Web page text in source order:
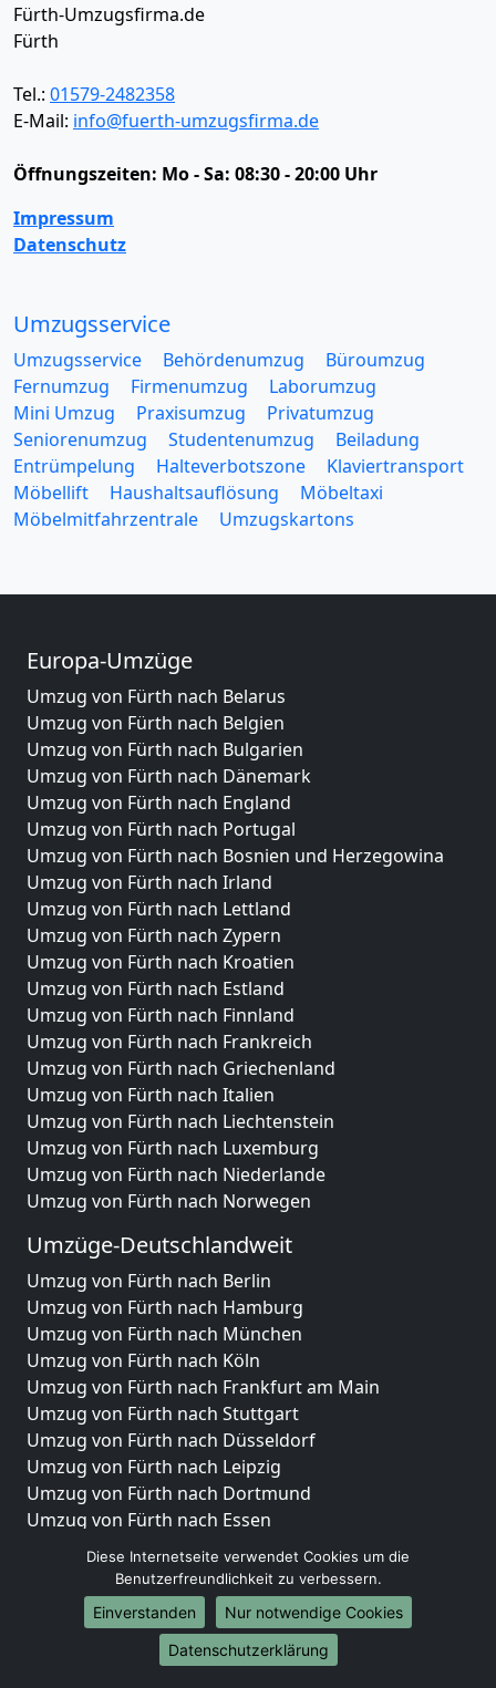
Fürth-Umzugsfirma.de
Fürth
Tel.: 01579-2482358
E-Mail: info@fuerth-umzugsfirma.de
Öffnungszeiten: Mo - Sa: 08:30 - 20:00 Uhr
Impressum
Datenschutz
Umzugsservice
Umzugsservice Behördenumzug
Büroumzug
Fernumzug
Firmenumzug
Laborumzug
Mini Umzug
Praxisumzug
Privatumzug
Seniorenumzug
Studentenumzug
Beiladung
Entrümpelung
Halteverbotszone
Klaviertransport
Möbellift
Haushaltsauflösung
Möbeltaxi
Möbelmitfahrzentrale
Umzugskartons
Europa-Umzüge
Umzug von Fürth nach Belarus
Umzug von Fürth nach Belgien
Umzug von Fürth nach Bulgarien
Umzug von Fürth nach Dänemark
Umzug von Fürth nach England
Umzug von Fürth nach Portugal
Umzug von Fürth nach Bosnien und Herzegowina
Umzug von Fürth nach Irland
Umzug von Fürth nach Lettland
Umzug von Fürth nach Zypern
Umzug von Fürth nach Kroatien
Umzug von Fürth nach Estland
Umzug von Fürth nach Finnland
Umzug von Fürth nach Frankreich
Umzug von Fürth nach Griechenland
Umzug von Fürth nach Italien
Umzug von Fürth nach Liechtenstein
Umzug von Fürth nach Luxemburg
Umzug von Fürth nach Niederlande
Umzug von Fürth nach Norwegen
Umzüge-Deutschlandweit
Umzug von Fürth nach Berlin
Umzug von Fürth nach Hamburg
Umzug von Fürth nach München
Umzug von Fürth nach Köln
Umzug von Fürth nach Frankfurt am Main
Umzug von Fürth nach Stuttgart
Umzug von Fürth nach Düsseldorf
Umzug von Fürth nach Leipzig
Umzug von Fürth nach Dortmund
Umzug von Fürth nach Essen
Umzug von Fürth nach Bremen
Umzug von Fürth nach Dresden
Umzug von Fürth nach Hannover
Umzug von Fürth nach Nürnberg
Umzug von Fürth nach Duisburg
Diese Internetseite verwendet Cookies um die
Benutzerfreundlichkeit zu verbessern.
Einverstanden
Nur notwendige Cookies
Datenschutzerklärung